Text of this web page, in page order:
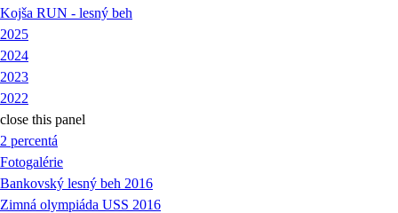
Kojša RUN - lesný beh
2025
2024
2023
2022
close this panel
2 percentá
Fotogalérie
Bankovský lesný beh 2016
Zimná olympiáda USS 2016